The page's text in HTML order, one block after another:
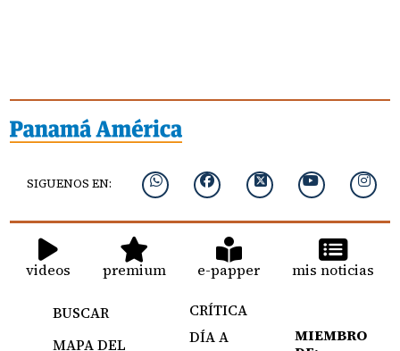
SIGUENOS EN:
videos premium e-papper mis noticias
BUSCAR
MAPA DEL
CRÍTICA
DÍA A
MIEMBRO